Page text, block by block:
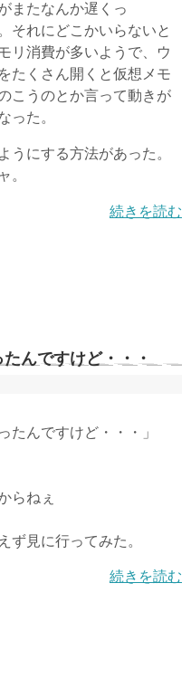
またなんか遅くっ
それにどこかいらないと
リ消費が多いようで、ウ
たくさん開くと仮想メモ
こうのとか言って動きが
った。
にする方法があった。
。
続きを読む
んですけど・・・
たんですけど・・・」
らねぇ
ず見に行ってみた。
続きを読む